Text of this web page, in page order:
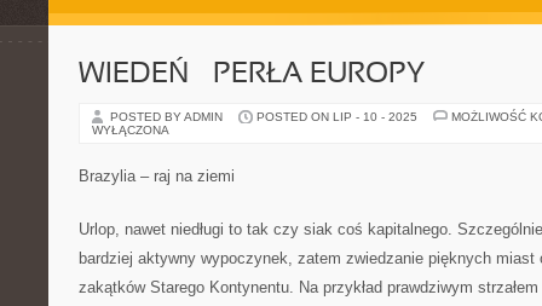
WIEDEŃ – PERŁA EUROPY
POSTED BY ADMIN POSTED ON LIP - 10 - 2025
MOŻLIWOŚĆ
WYŁĄCZONA
Brazylia – raj na ziemi
Urlop, nawet niedługi to tak czy siak coś kapitalnego.
bardziej aktywny wypoczynek, zatem zwiedzanie pięknych miast
zakątków Starego Kontynentu. Na przykład prawdziwym